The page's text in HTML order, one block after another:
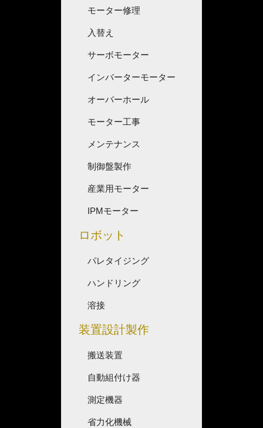
モーター修理
入替え
サーボモーター
インバーターモーター
オーバーホール
モーター工事
メンテナンス
制御盤製作
産業用モーター
IPMモーター
ロボット
パレタイジング
ハンドリング
溶接
装置設計製作
搬送装置
自動組付け器
測定機器
省力化機械